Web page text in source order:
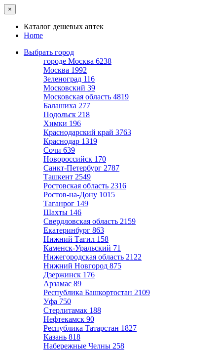
×
Каталог дешевых аптек
Home
Выбрать город
городе Москва 6238
Москва 1992
Зеленоград 116
Московский 39
Московская область 4819
Балашиха 277
Подольск 218
Химки 196
Краснодарский край 3763
Краснодар 1319
Сочи 639
Новороссийск 170
Санкт-Петербург 2787
Ташкент 2549
Ростовская область 2316
Ростов-на-Дону 1015
Таганрог 149
Шахты 146
Свердловская область 2159
Екатеринбург 863
Нижний Тагил 158
Каменск-Уральский 71
Нижегородская область 2122
Нижний Новгород 875
Дзержинск 176
Арзамас 89
Республика Башкортостан 2109
Уфа 750
Стерлитамак 188
Нефтекамск 90
Республика Татарстан 1827
Казань 818
Набережные Челны 258